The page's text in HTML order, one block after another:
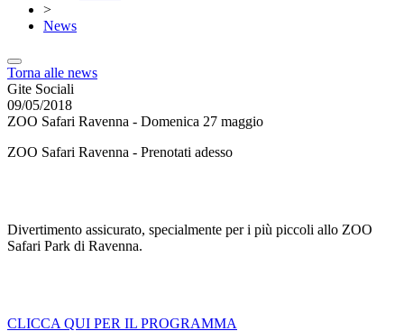
>
News
Torna alle news
Gite Sociali
09/05/2018
ZOO Safari Ravenna - Domenica 27 maggio
ZOO Safari Ravenna - Prenotati adesso
Divertimento assicurato, specialmente per i più piccoli allo ZOO
Safari Park di Ravenna.
CLICCA QUI PER IL PROGRAMMA